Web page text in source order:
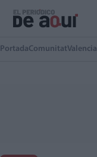
PortadaComunitatValencia